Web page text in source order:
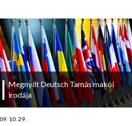
Megnyílt Deutsch Tamás makói
irodája
10. 29.